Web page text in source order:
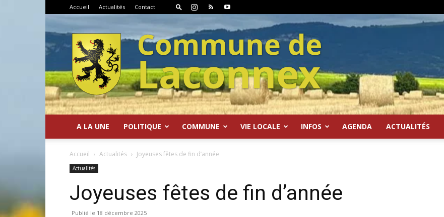
Accueil Actualités Contact
A LA UNE POLITIQUE COMMUNE VIE LOCALE INFOS AGENDA ACTUALITÉS
Accueil Actualités Joyeuses fêtes de fin d’année
Actualités
Joyeuses fêtes de fin d’année
18 décembre 2025